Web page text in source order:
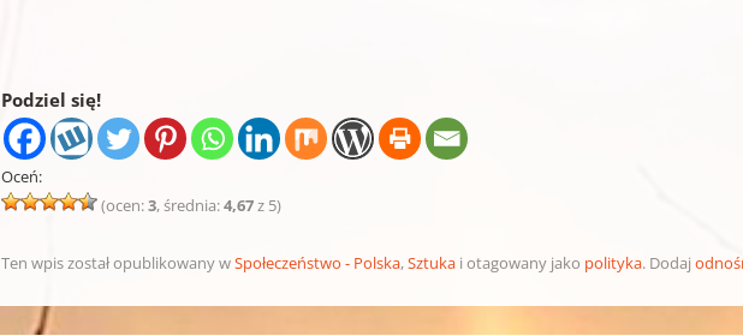
Podziel się!
Oceń:
(ocen:3, średnia:4,67z 5)
Ten wpis został opublikowany wSpołeczeństwo - Polska,Sztuka i otagowany jako polityka. Dodaj